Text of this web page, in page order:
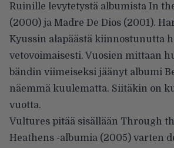
Ruinille levytetystä albumista In
(2000) ja Madre De Dios (2001).
Kyussin alapäästä kiinnostunutta
vetovoimaisesti. Vuosien mittaan
bändin viimeiseksi jäänyt albumi
näemmä kuulematta. Siitäkin on
vuotta.
Vultures pitää sisällään Through
Heathens -albumia (2005) varten